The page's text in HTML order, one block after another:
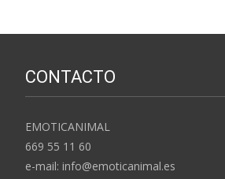
CONTACTO
EMOTICANIMAL
669 55 11 60
e-mail: info@emoticanimal.es